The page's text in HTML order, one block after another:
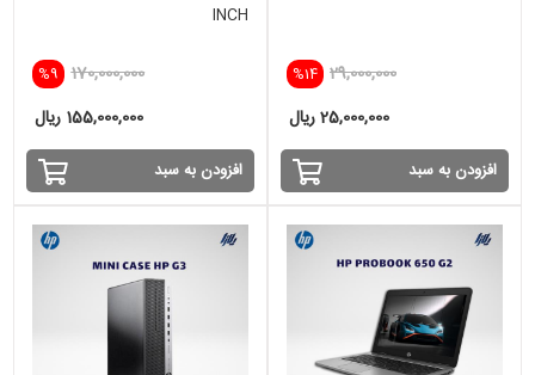
%14 29,000,000
25,000,000 ریال
افزودن به سبد
INCH
%9 170,000,000
155,000,000 ریال
افزودن به سبد